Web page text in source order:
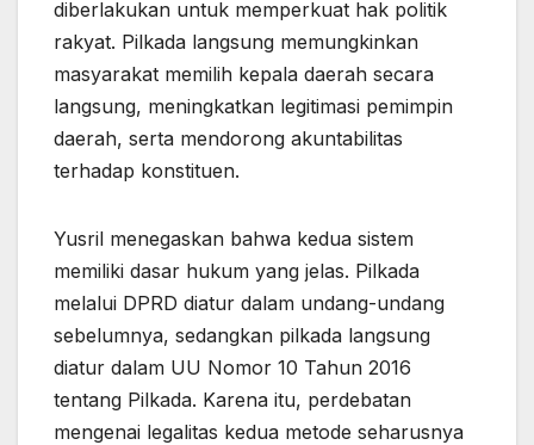
diberlakukan untuk memperkuat hak politik
rakyat. Pilkada langsung memungkinkan
masyarakat memilih kepala daerah secara
langsung, meningkatkan legitimasi pemimpin
daerah, serta mendorong akuntabilitas
terhadap konstituen.
Yusril menegaskan bahwa kedua sistem
memiliki dasar hukum yang jelas. Pilkada
melalui DPRD diatur dalam undang-undang
sebelumnya, sedangkan pilkada langsung
diatur dalam UU Nomor 10 Tahun 2016
tentang Pilkada. Karena itu, perdebatan
mengenai legalitas kedua metode seharusnya